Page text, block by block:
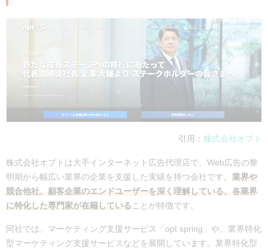
事業内容 デジタルマーケティング支援事業
電話番号
コーポレー
https://moltsinc.co.jp/
実績・事例 要問い合わせ
総合マーケティング伴走：50万
Web広告：15万円～/月
コンテンツSEO：50万円～/月
引用： 株式会社オプト
株式会社オプトは大手インターネット広告代理店で、Web広告の黎
明期から幅広い業界の企業を支援した実績を持つ会社です。 業界や
競合他社、顧客企業のエンドユーザーを深く理解している、各業界
に特化した専門家が在籍している ことが特徴です。
同社では、マーケティング支援サービス「opt spring」や、業界特化
型マーケティング支援サービスなどを展開しています。業界特化型